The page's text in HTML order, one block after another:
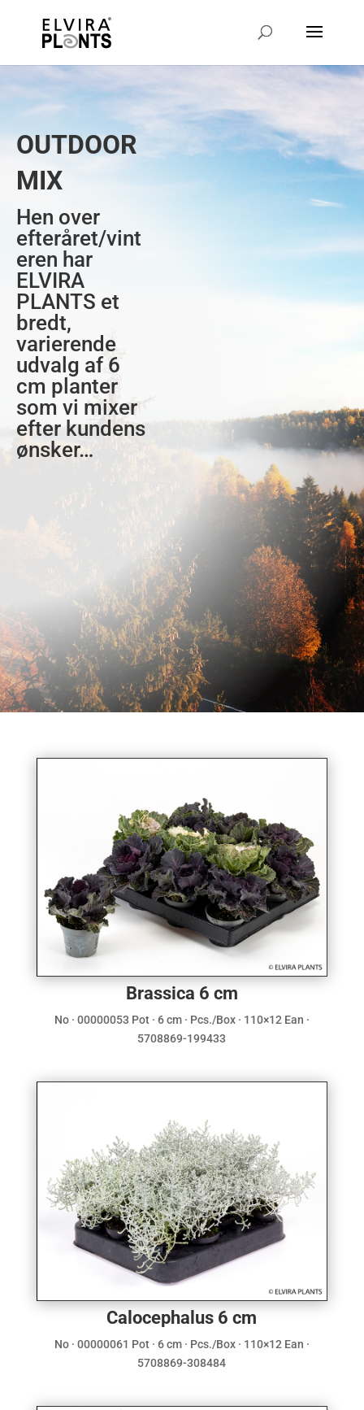
OUTDOOR
MIX
Hen over
efteråret/vint
eren har
ELVIRA
PLANTS et
bredt,
varierende
udvalg af 6
cm planter
som vi mixer
efter kundens
ønsker…
Brassica 6 cm
No · 00000053 Pot · 6 cm · Pcs./Box · 110×12 Ean ·
5708869-199433
Calocephalus 6 cm
No · 00000061 Pot · 6 cm · Pcs./Box · 110×12 Ean ·
5708869-308484